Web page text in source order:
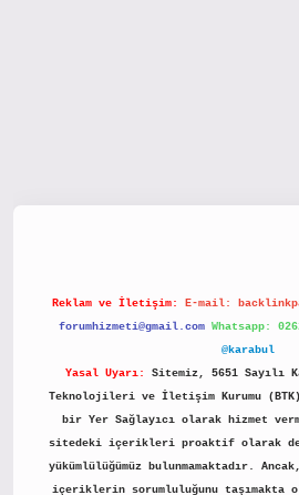
Reklam ve İletişim: E-mail:
forumhizmeti@gmail.com Whatsapp:
@karabul
Yasal Uyarı:
Sitemiz, 5651 Sayılı
Teknolojileri ve İletişim Kurumu (BTK)
bir Yer Sağlayıcı olarak hizmet
sitedeki içerikleri proaktif olarak
yükümlülüğümüz bulunmamaktadır.
içeriklerin sorumluluğunu taşımakta